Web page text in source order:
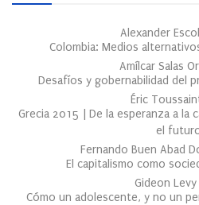
Alexander
Colombia: Medios
Amílcar Salas
Desafíos y gobernabilidad del
Éric
Grecia 2015 | De la esperanza a la
el
Fernando Buen Abad
El capitalismo como
Gideon Levy
Cómo un adolescente, y no un